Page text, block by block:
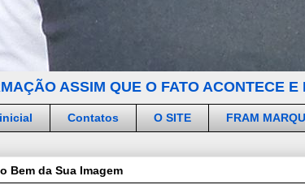
ASSIM QUE O FATO ACONTECE
Contatos O SITE FRAM
Bem da Sua Imagem